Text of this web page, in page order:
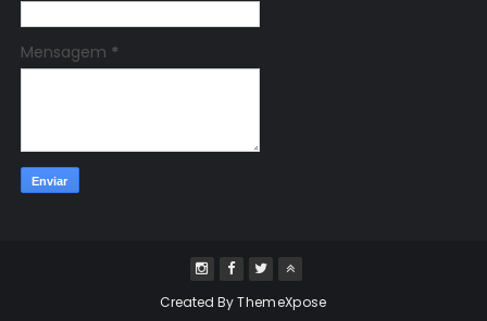
Mensagem *
Created ByThemeXpose